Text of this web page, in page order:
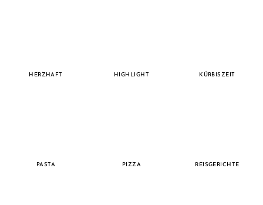
HERZHAFT HIGHLIGHT KÜRBISZEIT
PASTA PIZZA REISGERICHTE